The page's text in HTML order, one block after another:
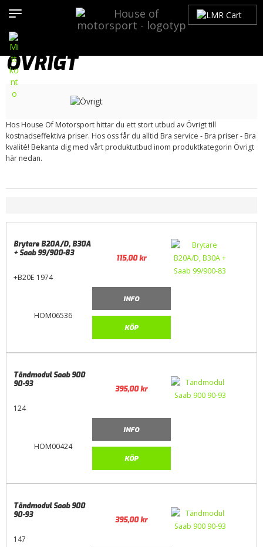
>Bilmärken>Saab >900>900 OG (1979-1993)
>Tändsystem
ÖVRIGT
Hos House Of Motorsport hittar du ett stort utbud av Övrigt till
kostnadseffektiva priser. Hos oss får du alltid Bra service - Bra priser - Bra
kvalité! Bekanta dig med vårt produktutbud inom produktkategorin Övrigt
här nedan.
HOM06536
Brytare B20A/D, B30A
+ Saab 99/900-83
+B20E 1974
115,00kr
INFO
KÖP
HOM00424
Tändmodul Saab 900
90-93
124
395,00kr
INFO
KÖP
Tändmodul Saab 900
90-93
147
395,00kr